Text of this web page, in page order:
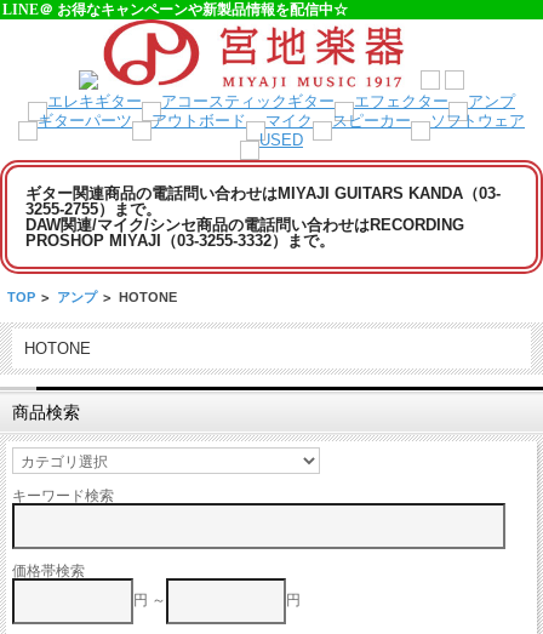
LINE＠ お得なキャンペーンや新製品情報を配信中☆
ギター関連商品の電話問い合わせはMIYAJI GUITARS KANDA（03-
3255-2755）まで。
DAW関連/マイク/シンセ商品の電話問い合わせはRECORDING
PROSHOP MIYAJI（03-3255-3332）まで。
TOP > アンプ > HOTONE
HOTONE
商品検索
キーワード検索
価格帯検索
円 ～
円